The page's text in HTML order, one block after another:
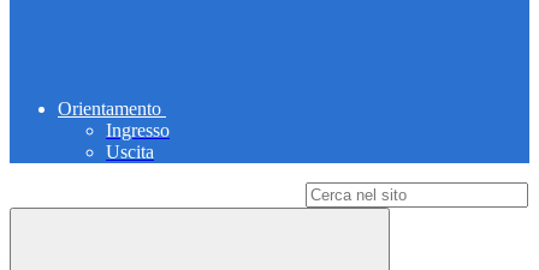
Orientamento
Ingresso
Uscita